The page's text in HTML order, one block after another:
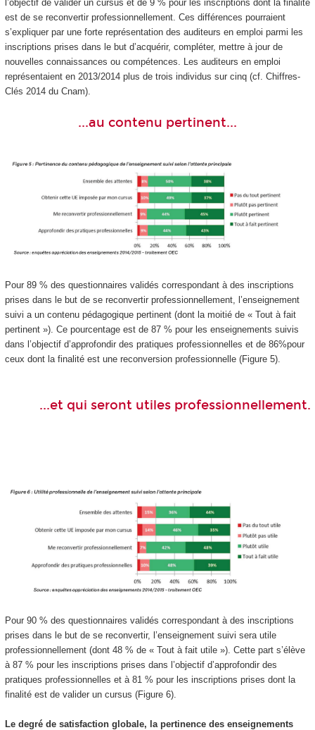
l’objectif de valider un cursus et de 9 % pour les inscriptions dont la finalité
est de se reconvertir professionnellement. Ces différences pourraient
s’expliquer par une forte représentation des auditeurs en emploi parmi les
inscriptions prises dans le but d’acquérir, compléter, mettre à jour de
nouvelles connaissances ou compétences. Les auditeurs en emploi
représentaient en 2013/2014 plus de trois individus sur cinq (cf. Chiffres-
Clés 2014 du Cnam).
...au contenu pertinent...
Pour 89 % des questionnaires validés correspondant à des inscriptions
prises dans le but de se reconvertir professionnellement, l’enseignement
suivi a un contenu pédagogique pertinent (dont la moitié de « Tout à fait
pertinent »). Ce pourcentage est de 87 % pour les enseignements suivis
dans l’objectif d’approfondir des pratiques professionnelles et de 86%pour
ceux dont la finalité est une reconversion professionnelle (Figure 5).
...et qui seront utiles professionnellement.
Pour 90 % des questionnaires validés correspondant à des inscriptions
prises dans le but de se reconvertir, l’enseignement suivi sera utile
professionnellement (dont 48 % de « Tout à fait utile »). Cette part s’élève
à 87 % pour les inscriptions prises dans l’objectif d’approfondir des
pratiques professionnelles et à 81 % pour les inscriptions prises dont la
finalité est de valider un cursus (Figure 6).
Le degré de satisfaction globale, la pertinence des enseignements